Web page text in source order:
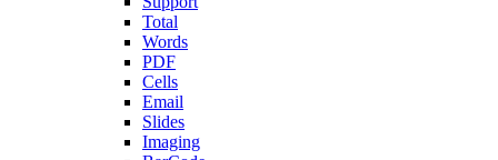
Total
Words
PDF
Cells
Email
Slides
Imaging